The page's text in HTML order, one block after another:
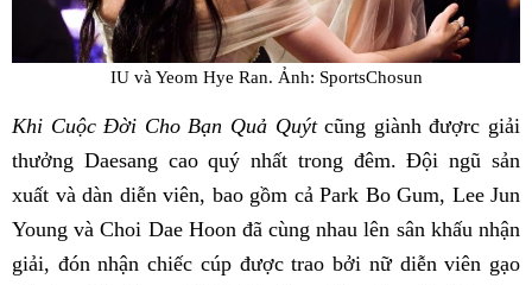
IU và Yeom Hye Ran. Ảnh: SportsChosun
Khi Cuộc Đời Cho Bạn Quả Quýtcũng giành đượrc giải
thưởng Daesang cao quý nhất trong đêm. Đội ngũ sản
xuất và dàn diễn viên, bao gồm cả Park Bo Gum, Lee Jun
Young và Choi Dae Hoon đã cùng nhau lên sân khấu nhận
giải, đón nhận chiếc cúp được trao bởi nữ diễn viên gạo